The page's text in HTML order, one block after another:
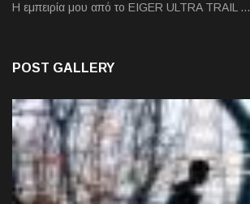
Η εμπειρία μου από το EIGER ULTRA TRAIL …
POST GALLERY